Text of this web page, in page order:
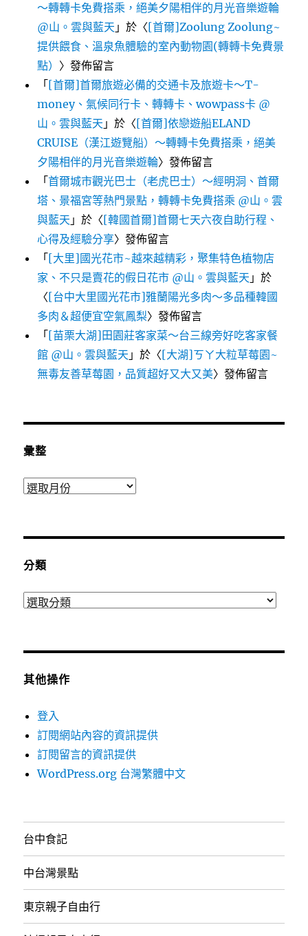
～轉轉卡免費搭乘，絕美夕陽相伴的月光音樂遊輪
@山。雲與藍天 」於〈[首爾]Zoolung Zoolung~
提供餵食、溫泉魚體驗的室內動物園(轉轉卡免費景
點） 〉發佈留言
「[首爾]首爾旅遊必備的交通卡及旅遊卡～T-
money、氣候同行卡、轉轉卡、wowpass卡 @
山。雲與藍天 」於〈[首爾]依戀遊船ELAND
CRUISE（漢江遊覽船）～轉轉卡免費搭乘，絕美
夕陽相伴的月光音樂遊輪〉發佈留言
「首爾城市觀光巴士（老虎巴士）～經明洞、首爾
塔、景福宮等熱門景點，轉轉卡免費搭乘 @山。雲
與藍天 」於〈[韓國首爾]首爾七天六夜自助行程、
心得及經驗分享〉發佈留言
「[大里]國光花市~越來越精彩，聚集特色植物店
家、不只是賣花的假日花市 @山。雲與藍天 」於
〈[台中大里國光花市]雅蘭陽光多肉～多品種韓國
多肉＆超便宜空氣鳳梨〉發佈留言
「[苗栗大湖]田園莊客家菜～台三線旁好吃客家餐
館 @山。雲與藍天 」於〈[大湖]ㄎㄚ大粒草莓園~
無毒友善草莓園，品質超好又大又美〉發佈留言
彙整
彙
分類
分
其他操作
登入
訂閱網站內容的資訊提供
訂閱留言的資訊提供
WordPress.org 台灣繁體中文
台中食記
中台灣景點
東京親子自由行